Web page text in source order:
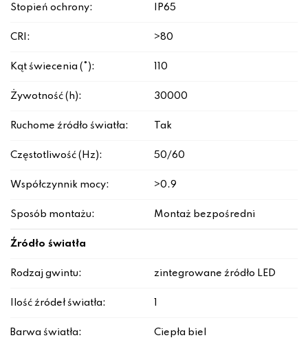
Stopień ochrony: IP65
CRI: >80
Kąt świecenia (°): 110
Żywotność (h): 30000
Ruchome źródło światła: Tak
Częstotliwość (Hz): 50/60
Współczynnik mocy: >0.9
Sposób montażu: Montaż bezpośredni
Źródło światła
Rodzaj gwintu: zintegrowane źródło LED
Ilość źródeł światła:
Barwa światła: Ciepła biel